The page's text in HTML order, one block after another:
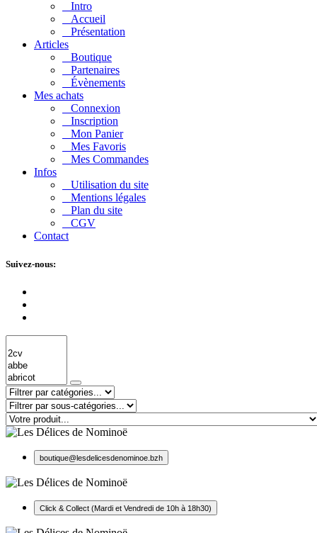
Intro
Accueil
Présentation
Articles
Boutique
Partenaires
Évènements
Mes achats
Connexion
Inscription
Mon Panier
Mes Favoris
Mes Commandes
Infos
Utilisation du site
Mentions légales
Plan du site
CGV
Contact
Suivez-nous:
boutique@lesdelicesdenominoe.bzh
Click & Collect (Mardi et Vendredi de 10h à 18h30)